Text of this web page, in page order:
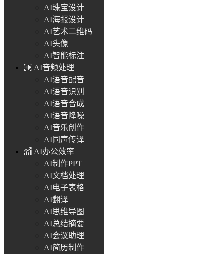
AI珠宝设计
AI海报设计
AI艺术二维码
AI头像
AI智能标注
AI音频处理
AI语音配音
AI语音识别
AI语音合成
AI语音降噪
AI音乐创作
AI同声传译
AI办公效率
AI制作PPT
AI文档处理
AI电子表格
AI翻译
AI思维导图
AI总结摘要
AI会议助理
AI简历制作